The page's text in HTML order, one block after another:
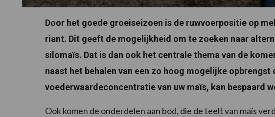
Door het goede groeiseizoen is de ruwvoerpositie op
riant. Dit geeft de mogelijkheid om te zoeken naar
silomaïs. Dat is dan ook het centrale thema van de
naast het behalen van een zo hoog mogelijke
voederwaardeconcentratie van uw maïs, kan bespaard
Ook komen de onderdelen aan bod, die de teelt van maïs